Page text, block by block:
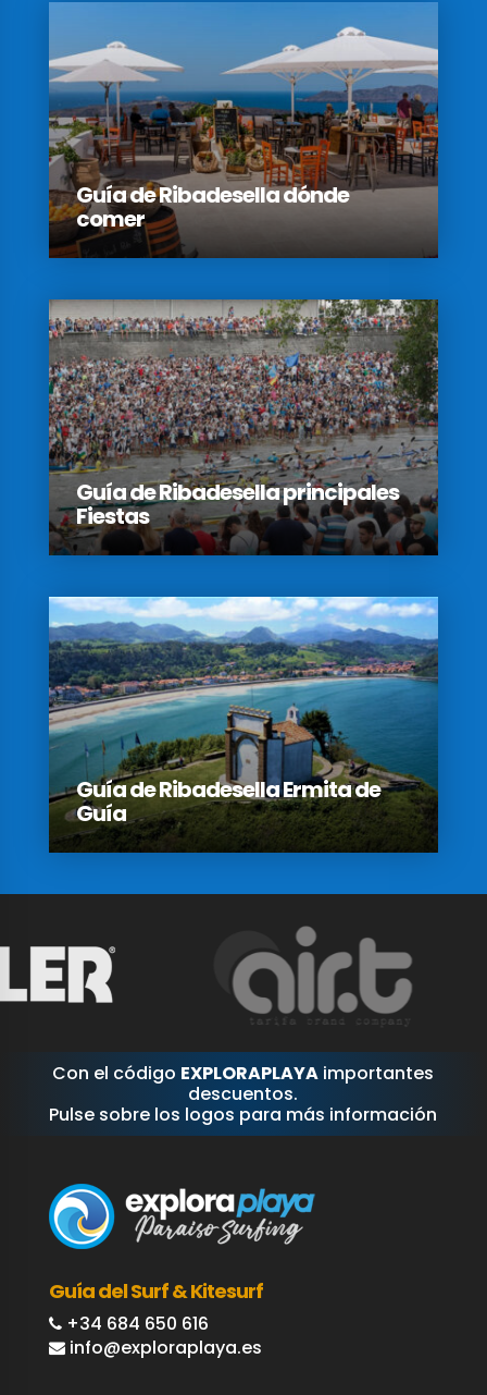
Guía de Ribadesella dónde
comer
Guía de Ribadesella principales
Fiestas
Guía de Ribadesella Ermita de
Guía
Con el código EXPLORAPLAYA importantes
descuentos.
Pulse sobre los logos para más información
Guía del Surf & Kitesurf
+34 684 650 616
info@exploraplaya.es